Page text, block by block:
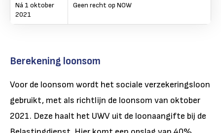
Ná 1 oktober
2021
Geen recht op NOW
Berekening loonsom
Voor de loonsom wordt het sociale verzekeringsloon
gebruikt, met als richtlijn de loonsom van oktober
2021. Deze haalt het UWV uit de loonaangifte bij de